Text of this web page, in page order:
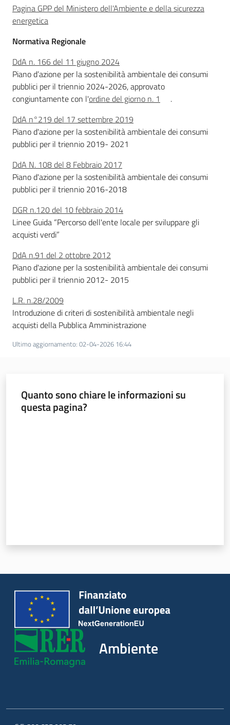
Pagina GPP del Ministero dell'Ambiente e della sicurezza
energetica
Normativa Regionale
DdA n. 166 del 11 giugno 2024
Piano d’azione per la sostenibilità ambientale dei consumi
pubblici per il triennio 2024-2026, approvato
congiuntamente con l'ordine del giorno n. 1
.
DdA n°219 del 17 settembre 2019
Piano d'azione per la sostenibilità ambientale dei consumi
pubblici per il triennio 2019- 2021
DdA N. 108 del 8 Febbraio 2017
Piano d'azione per la sostenibilità ambientale dei consumi
pubblici per il triennio 2016-2018
DGR n.120 del 10 febbraio 2014
Linee Guida “Percorso dell'ente locale per sviluppare gli
acquisti verdi”
DdA n.91 del 2 ottobre 2012
Piano d'azione per la sostenibilità ambientale dei consumi
pubblici per il triennio 2012- 2015
L.R. n.28/2009
Introduzione di criteri di sostenibilità ambientale negli
acquisti della Pubblica Amministrazione
Ultimo aggiornamento: 02-04-2026 16:44
Quanto sono chiare le informazioni su
questa pagina?
Ambiente